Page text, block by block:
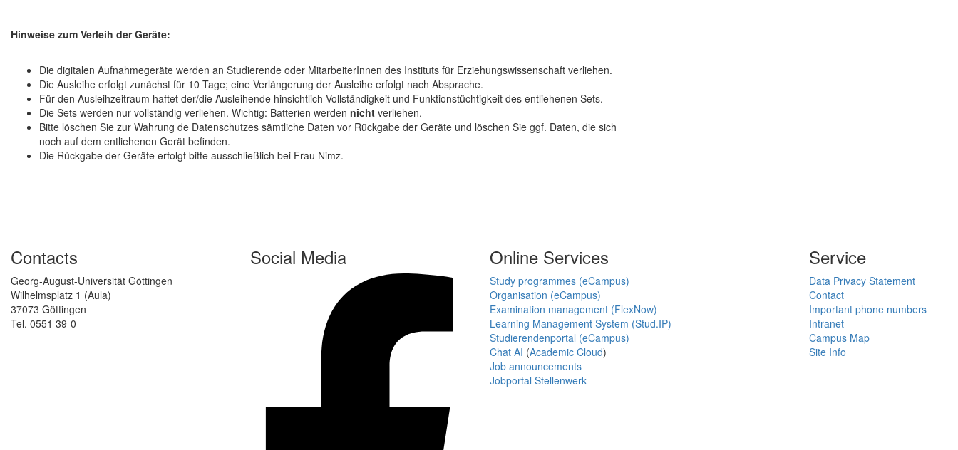
Hinweise zum Verleih der Geräte:
Die digitalen Aufnahmegeräte werden an Studierende oder MitarbeiterInnen des Instituts für Erziehungswissenschaft verliehen.
Die Ausleihe erfolgt zunächst für 10 Tage; eine Verlängerung der Ausleihe erfolgt nach Absprache.
Für den Ausleihzeitraum haftet der/die Ausleihende hinsichtlich Vollständigkeit und Funktionstüchtigkeit des entliehenen Sets.
Die Sets werden nur vollständig verliehen. Wichtig: Batterien werden nicht verliehen.
Bitte löschen Sie zur Wahrung de Datenschutzes sämtliche Daten vor Rückgabe der Geräte und löschen Sie ggf. Daten, die sich
noch auf dem entliehenen Gerät befinden.
Die Rückgabe der Geräte erfolgt bitte ausschließlich bei Frau Nimz.
Contacts
Georg-August-Universität Göttingen
Wilhelmsplatz 1 (Aula)
37073 Göttingen
Tel. 0551 39-0
Social Media Online Services
Study programmes (eCampus)
Organisation (eCampus)
Examination management (FlexNow)
Learning Management System (Stud.IP)
Studierendenportal (eCampus)
Chat AI (Academic Cloud)
Job announcements
Jobportal Stellenwerk
Service
Data Privacy Statement
Contact
Important phone numbers
Intranet
Campus Map
Site Info